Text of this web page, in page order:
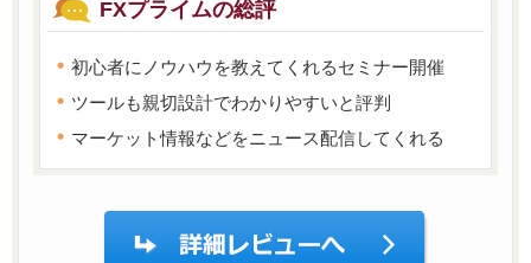
FXプライムの総評
初心者にノウハウを教えてくれるセミナー開催
ツールも親切設計でわかりやすいと評判
マーケット情報などをニュース配信してくれる